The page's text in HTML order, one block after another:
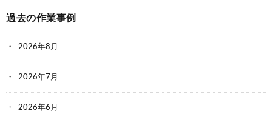
過去の作業事例
2026年8月
2026年7月
2026年6月